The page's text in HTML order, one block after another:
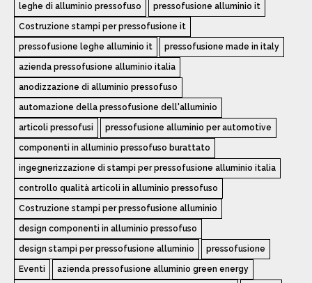
leghe di alluminio pressofuso pressofusione alluminio it
Costruzione stampi per pressofusione it
pressofusione leghe alluminio it pressofusione made in italy
azienda pressofusione alluminio italia
anodizzazione di alluminio pressofuso
automazione della pressofusione dell'alluminio
articoli pressofusi pressofusione alluminio per automotive
componenti in alluminio pressofuso burattato
ingegnerizzazione di stampi per pressofusione alluminio italia
controllo qualità articoli in alluminio pressofuso
Costruzione stampi per pressofusione alluminio
design componenti in alluminio pressofuso
design stampi per pressofusione alluminio pressofusione
Eventi azienda pressofusione alluminio green energy